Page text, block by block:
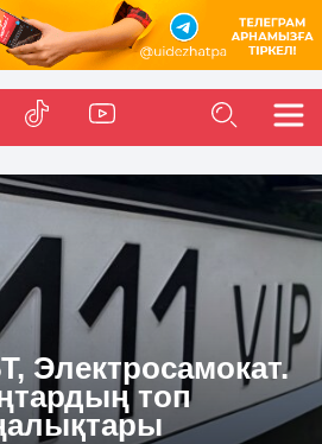
Электросамокат.
топ